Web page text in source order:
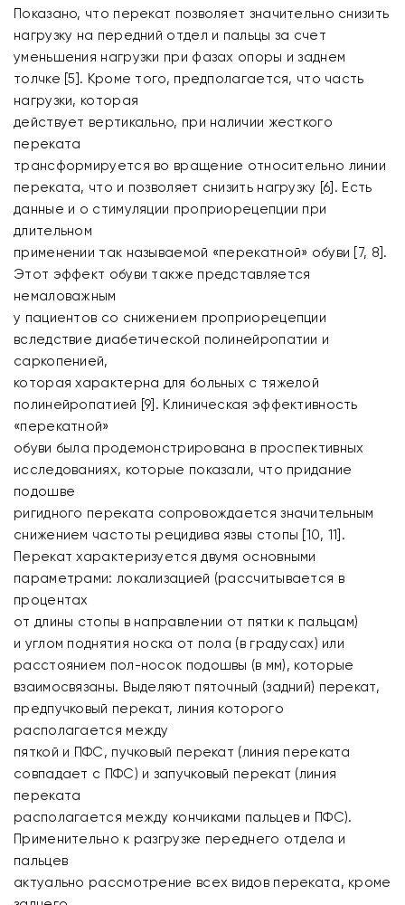
Показано, что перекат позволяет значительно снизить
нагрузку на передний отдел и пальцы за счет
уменьшения нагрузки при фазах опоры и заднем
толчке [5]. Кроме того, предполагается, что часть
нагрузки, которая
действует вертикально, при наличии жесткого
переката
трансформируется во вращение относительно линии
переката, что и позволяет снизить нагрузку [6]. Есть
данные и о стимуляции проприорецепции при
длительном
применении так называемой «перекатной» обуви [7, 8].
Этот эффект обуви также представляется
немаловажным
у пациентов со снижением проприорецепции
вследствие диабетической полинейропатии и
саркопенией,
которая характерна для больных с тяжелой
полинейропатией [9]. Клиническая эффективность
«перекатной»
обуви была продемонстрирована в проспективных
исследованиях, которые показали, что придание
подошве
ригидного переката сопровождается значительным
снижением частоты рецидива язвы стопы [10, 11].
Перекат характеризуется двумя основными
параметрами: локализацией (рассчитывается в
процентах
от длины стопы в направлении от пятки к пальцам)
и углом поднятия носка от пола (в градусах) или
расстоянием пол-носок подошвы (в мм), которые
взаимосвязаны. Выделяют пяточный (задний) перекат,
предпучковый перекат, линия которого
располагается между
пяткой и ПФС, пучковый перекат (линия переката
совпадает с ПФС) и запучковый перекат (линия
переката
располагается между кончиками пальцев и ПФС).
Применительно к разгрузке переднего отдела и
пальцев
актуально рассмотрение всех видов переката, кроме